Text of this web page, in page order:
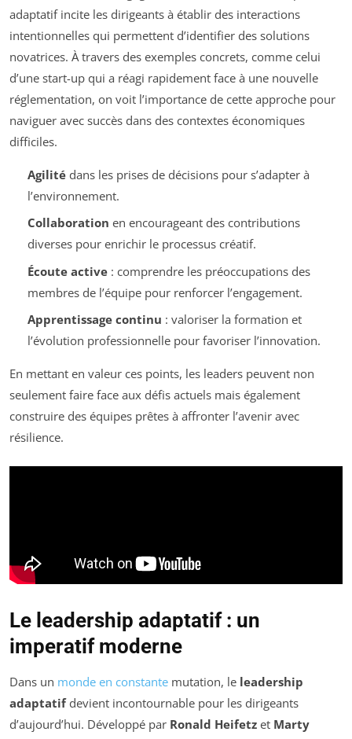
adaptatif incite les dirigeants à établir des interactions
intentionnelles qui permettent d’identifier des solutions
novatrices. À travers des exemples concrets, comme celui
d’une start-up qui a réagi rapidement face à une nouvelle
réglementation, on voit l’importance de cette approche pour
naviguer avec succès dans des contextes économiques
difficiles.
Agilitédans les prises de décisions pour s’adapter à
l’environnement.
Collaboration en encourageant des contributions
diverses pour enrichir le processus créatif.
Écoute active: comprendre les préoccupations des
membres de l’équipe pour renforcer l’engagement.
Apprentissage continu : valoriser la formation et
l’évolution professionnelle pour favoriser l’innovation.
En mettant en valeur ces points, les leaders peuvent non
seulement faire face aux défis actuels mais également
construire des équipes prêtes à affronter l’avenir avec
résilience.
Le leadership adaptatif : un
imperatif moderne
Dans un monde en constante mutation, le leadership
adaptatifdevient incontournable pour les dirigeants
d’aujourd’hui. Développé par Ronald Heifetz et Marty